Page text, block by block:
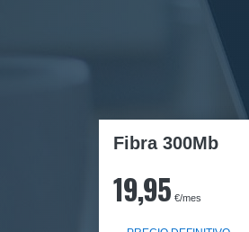
Fibra 300Mb
19,95 €/mes